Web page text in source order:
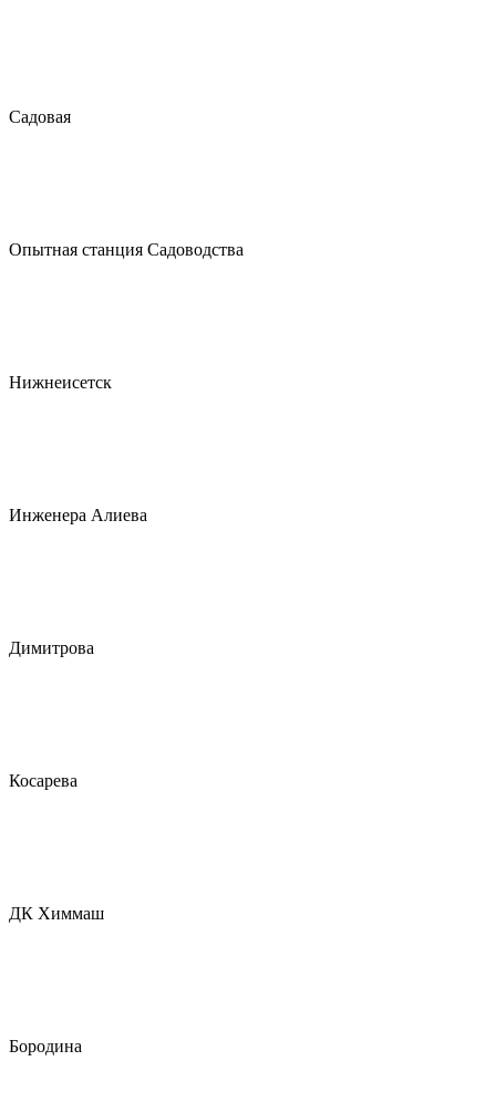
Садовая
Опытная станция Садоводства
Нижнеисетск
Инженера Алиева
Димитрова
Косарева
ДК Химмаш
Бородина